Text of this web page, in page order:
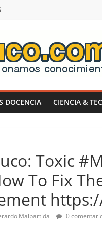
DOCENCIA CIENCIA &
Toxic
To Fix
Malpartida 0